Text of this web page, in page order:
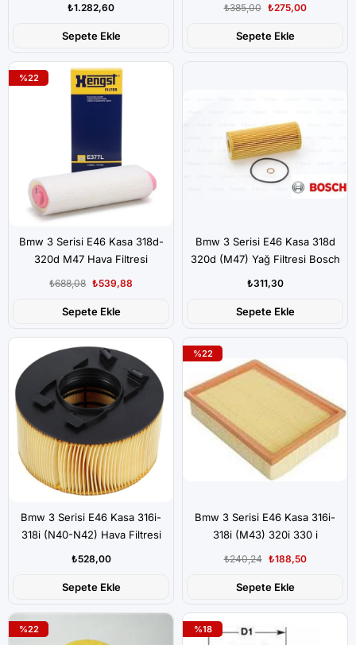
₺1.282,60
Sepete Ekle
₺275,00
₺385,00
Sepete Ekle
Bmw 3 Serisi E46 Kasa 318d-
320d M47 Hava Filtresi
₺539,88
₺688,08
Sepete Ekle
%22
Bmw 3 Serisi E46 Kasa 318d
320d (M47) Yağ Filtresi Bosch
₺311,30
Sepete Ekle
Bmw 3 Serisi E46 Kasa 316i-
318i (N40-N42) Hava Filtresi
₺528,00
Sepete Ekle
Bmw 3 Serisi E46 Kasa 316i-
318i (M43) 320i 330 i
₺188,50
₺240,24
Sepete Ekle
%22
%22 %18